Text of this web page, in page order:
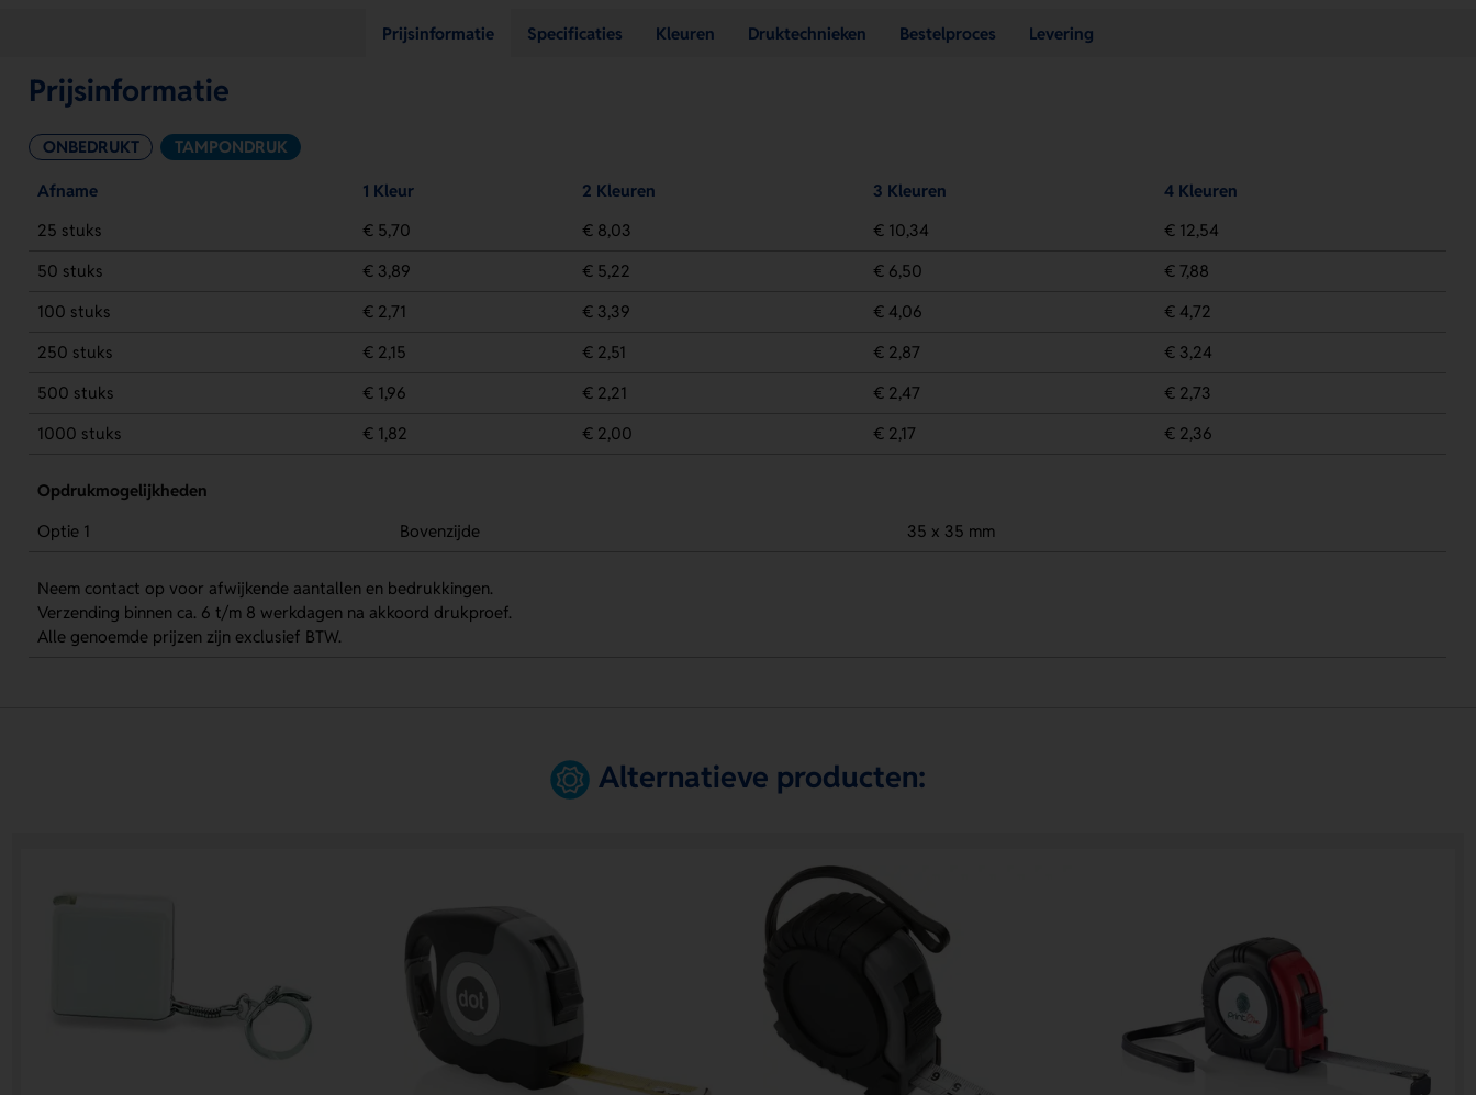
Prijsinformatie Specificaties Kleuren Druktechnieken Bestelproces Levering
Prijsinformatie
ONBEDRUKT TAMPONDRUK
Afname 1 Kleur 2 Kleuren 3 Kleuren
4 Kleuren
25 stuks
€ 5,70 € 8,03 € 10,34
€ 12,54
50 stuks
€ 3,89 € 5,22 € 6,50
€ 7,88
100 stuks
€ 2,71 € 3,39 € 4,06
€ 4,72
250 stuks
€ 2,15 € 2,51 € 2,87
€ 3,24
500 stuks
€ 1,96 € 2,21 € 2,47
€ 2,73
1000 stuks
€ 1,82 € 2,00 € 2,17 € 2,36
Opdrukmogelijkheden
Optie 1
Bovenzijde 35 x 35 mm
Neem contact op voor afwijkende aantallen en bedrukkingen.
Verzending binnen ca. 6 t/m 8 werkdagen na akkoord drukproef.
Alle genoemde prijzen zijn exclusief BTW.
Alternatieve producten: